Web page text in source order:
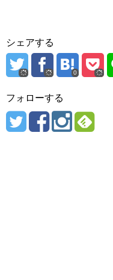
シェアする
0
フォローする